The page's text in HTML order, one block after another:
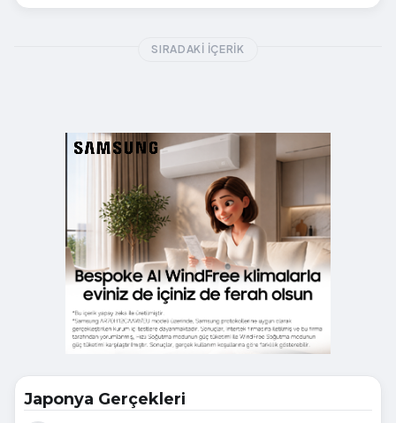
SIRADAKI İÇERIK
Japonya Gerçekleri